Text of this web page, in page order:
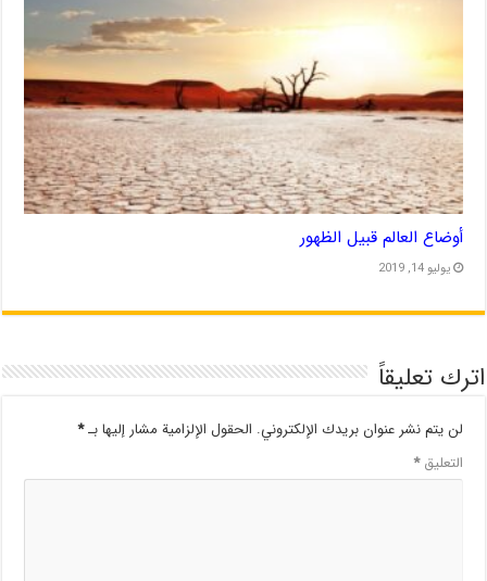
أوضاع العالم قبيل الظهور
يوليو 14, 2019
اترك تعليقاً
لن يتم نشر عنوان بريدك الإلكتروني. الحقول الإلزامية مشار إليها بـ*
التعليق*